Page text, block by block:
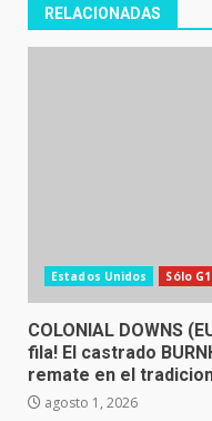
RELACIONADAS
Estados Unidos Sólo G1
COLONIAL DOWNS
fila! El castrado
remate en el
agosto 1, 2026